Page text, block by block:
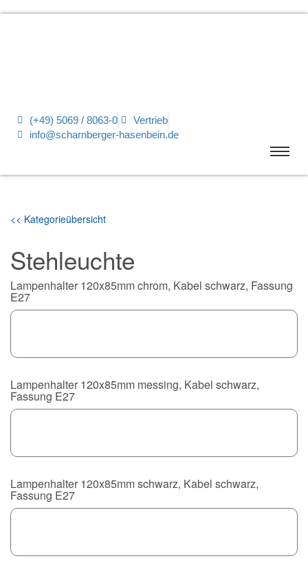
(+49) 5069 / 8063-0
Vertrieb
info@scharnberger-hasenbein.de
<< Kategorieübersicht
Stehleuchte
Lampenhalter 120x85mm chrom, Kabel schwarz, Fassung
E27
Lampenhalter 120x85mm messing, Kabel schwarz,
Fassung E27
Lampenhalter 120x85mm schwarz, Kabel schwarz,
Fassung E27